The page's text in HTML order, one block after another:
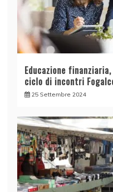
Educazione
ciclo di incontri
25 Settembre 2024